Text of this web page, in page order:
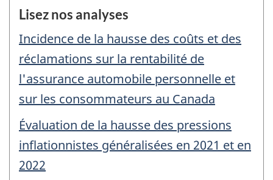
Lisez nos analyses
Incidence de la hausse des coûts et des
réclamations sur la rentabilité de
l'assurance automobile personnelle et
sur les consommateurs au Canada
Évaluation de la hausse des pressions
inflationnistes généralisées en 2021 et en
2022